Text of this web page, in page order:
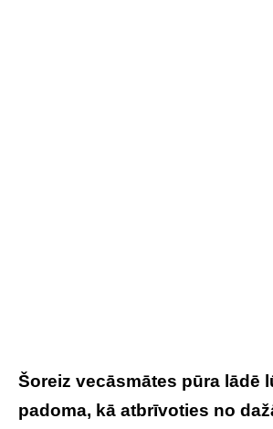
Šoreiz vecāsmātes pūra lādē
padoma, kā atbrīvoties no